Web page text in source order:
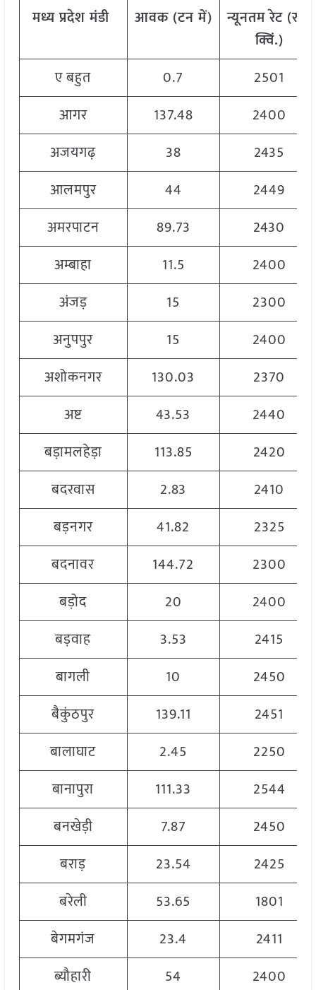
मध्यप्रदेश मंडी आवक (टनमें) न्यूनतमरेट (रु
क्विं.)
ए बहुत
0.7
2501
आगर
137.48
2400
अजयगढ़
38
2435
आलमपुर
44
2449
अमरपाटन
89.73
2430
अम्बाहा
11.5
2400
अंजड़
15
2300
अनुपपुर
15
2400
अशोकनगर
130.03
2370
अष्ट
43.53
2440
बड़ामलहेड़ा
113.85
2420
बदरवास
2.83
2410
बड़नगर
41.82
2325
बदनावर
144.72
2300
बड़ोद
20
2400
बड़वाह
3.53
2415
बागली
10
2450
बैकुंठपुर
139.11
2451
बालाघाट
2.45
2250
बानापुरा
111.33
2544
बनखेड़ी
7.87
2450
बराड़
23.54
2425
बरेली
53.65
1801
बेगमगंज
23.4
2411
ब्यौहारी
54
2400